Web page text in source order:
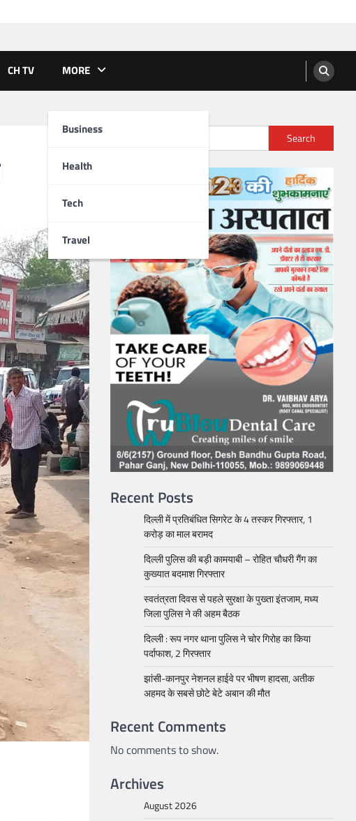
CH TV MORE
Business
Health
Tech
Travel
Search
Recent Posts
दिल्ली में प्रतिबंधित सिगरेट के 4 तस्कर गिरफ्तार, 1
करोड़ का माल बरामद
दिल्ली पुलिस की बड़ी कामयाबी – रोहित चौधरी गैंग का
कुख्यात बदमाश गिरफ्तार
स्वतंत्रता दिवस से पहले सुरक्षा के पुख्ता इंतजाम, मध्य
जिला पुलिस ने की अहम बैठक
दिल्ली : रूप नगर थाना पुलिस ने चोर गिरोह का किया
पर्दाफाश, 2 गिरफ्तार
झांसी-कानपुर नेशनल हाईवे पर भीषण हादसा, अतीक
अहमद के सबसे छोटे बेटे अबान की मौत
Recent Comments
No comments to show.
Archives
August 2026